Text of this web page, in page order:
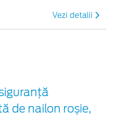
Vezi detalii
de nailon roșie,